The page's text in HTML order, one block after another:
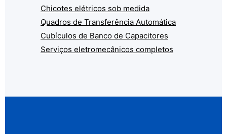
Chicotes elétricos sob medida
Quadros de Transferência Automática
Cubículos de Banco de Capacitores
Serviços eletromecânicos completos